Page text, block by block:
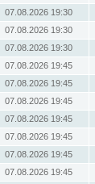
07.08.2026 19:30
07.08.2026 19:30
07.08.2026 19:30
07.08.2026 19:45
07.08.2026 19:45
07.08.2026 19:45
07.08.2026 19:45
07.08.2026 19:45
07.08.2026 19:45
07.08.2026 19:45